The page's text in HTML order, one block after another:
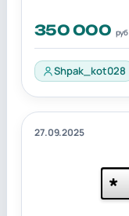
350 000 руб
Shpak_kot028
27.09.2025
*